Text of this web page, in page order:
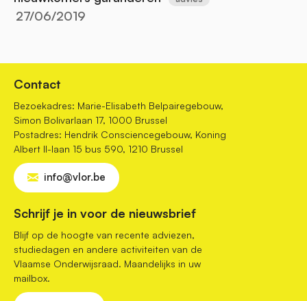
27/06/2019
Contact
Bezoekadres: Marie-Elisabeth Belpairegebouw,
Simon Bolivarlaan 17, 1000 Brussel
Postadres: Hendrik Consciencegebouw, Koning
Albert II-laan 15 bus 590, 1210 Brussel
info@vlor.be
Schrijf je in voor de nieuwsbrief
Blijf op de hoogte van recente adviezen,
studiedagen en andere activiteiten van de
Vlaamse Onderwijsraad. Maandelijks in uw
mailbox.